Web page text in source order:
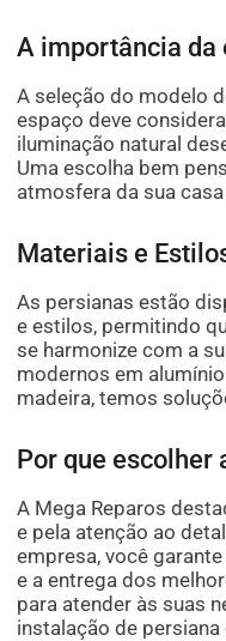
A importância da
A seleção do modelo
espaço deve
iluminação natural
Uma escolha bem
atmosfera da sua
Materiais e
As persianas estão
e estilos, permitindo
se harmonize com a
modernos em
madeira, temos
Por que escolher
A Mega Reparos
e pela atenção ao
empresa, você
e a entrega dos
para atender às suas
instalação de